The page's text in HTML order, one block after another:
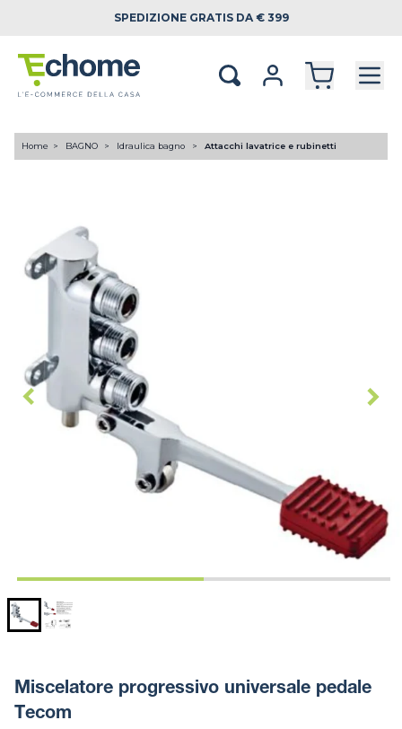
SPEDIZIONE GRATIS DA € 399
Home BAGNO Idraulica bagno Attacchi lavatrice e rubinetti
Miscelatore progressivo universale pedale
Tecom